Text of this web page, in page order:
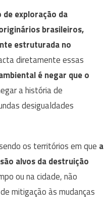
de exploração da
brasileiros,
estruturada no
diretamente essas
é negar que o
a história de
desigualdades
os territórios em que a
alvos da destruição
ou na cidade, não
mitigação às mudanças